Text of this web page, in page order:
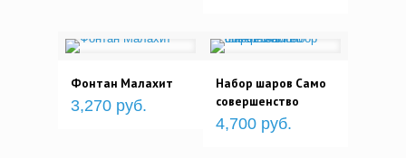
Фонтан Малахит
3,270 руб.
Набор шаров Само
совершенство
4,700 руб.